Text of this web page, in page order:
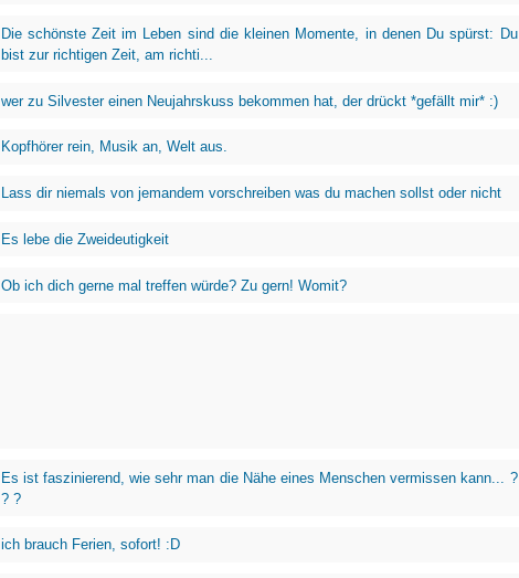
Die schönste Zeit im Leben sind die kleinen Momente, in denen Du spürst: Du
bist zur richtigen Zeit, am richti...
wer zu Silvester einen Neujahrskuss bekommen hat, der drückt *gefällt mir* :)
Kopfhörer rein, Musik an, Welt aus.
Lass dir niemals von jemandem vorschreiben was du machen sollst oder nicht
Es lebe die Zweideutigkeit
Ob ich dich gerne mal treffen würde? Zu gern! Womit?
Es ist faszinierend, wie sehr man die Nähe eines Menschen vermissen kann... ?
? ?
ich brauch Ferien, sofort! :D